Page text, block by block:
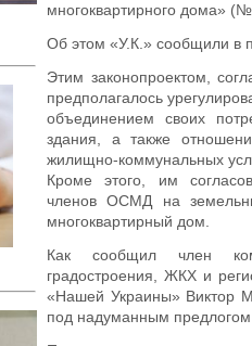
многоквартирного дома»
Об этом «У.К.» сообщили в
Этим законопроектом,
предполагалось
объединением своих
здания, а также
жилищно-коммунальных
Кроме этого, им
членов ОСМД на
многоквартирный дом.
Как сообщил член
градостроения, ЖКХ и
«Нашей Украины» Виктор
под надуманным предлогом